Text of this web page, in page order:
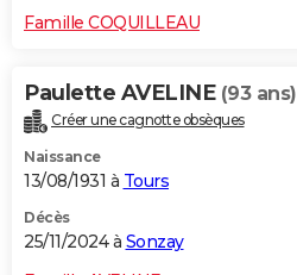
Famille COQUILLEAU
Paulette AVELINE (93 ans)
Créer une cagnotte obsèques
Naissance
13/08/1931 à Tours
Décès
25/11/2024 à Sonzay